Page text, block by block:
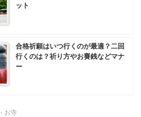
ット
合格祈願はいつ行くのが最適？二回
行くのは？祈り方やお賽銭などマナ
ー
お寺